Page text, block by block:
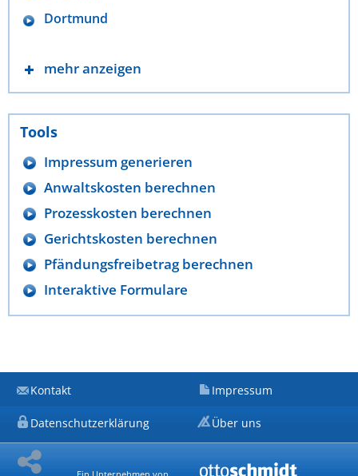
Dortmund
mehr anzeigen
Tools
Impressum generieren
Anwaltskosten berechnen
Prozesskosten berechnen
Gerichtskosten berechnen
Pfändungsfreibetrag berechnen
Interaktive Formulare
Kontakt Impressum
Datenschutzerklärung Über uns